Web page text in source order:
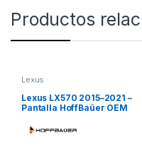
Productos
Lexus
Lexus LX570 2015–2021 –
Pantalla HoffBaüer OEM
Android Auto Hoffmann &
Baüer